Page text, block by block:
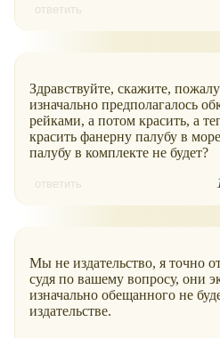
ответить
Здравствуйте, скажите,
изначально предполагалось
рейками, а потом красить, а
красить фанерну палубу в
палубу в комплекте не будет?
ответить
Мы не издательство, я точно
судя по вашему вопросу, они
изначально обещанного не
издательстве.